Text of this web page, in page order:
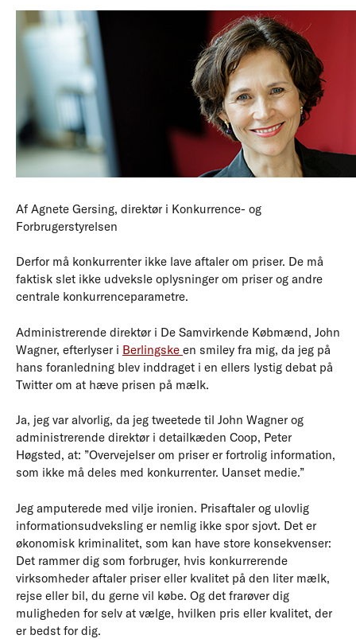
Af Agnete Gersing, direktør i Konkurrence- og
Forbrugerstyrelsen
Derfor må konkurrenter ikke lave aftaler om priser. De må
faktisk slet ikke udveksle oplysninger om priser og andre
centrale konkurrenceparametre.
Administrerende direktør i De Samvirkende Købmænd, John
Wagner, efterlyser i Berlingske en smiley fra mig, da jeg på
hans foranledning blev inddraget i en ellers lystig debat på
Twitter om at hæve prisen på mælk.
Ja, jeg var alvorlig, da jeg tweetede til John Wagner og
administrerende direktør i detailkæden Coop, Peter
Høgsted, at: ”Overvejelser om priser er fortrolig information,
som ikke må deles med konkurrenter. Uanset medie.”
Jeg amputerede med vilje ironien. Prisaftaler og ulovlig
informationsudveksling er nemlig ikke spor sjovt. Det er
økonomisk kriminalitet, som kan have store konsekvenser:
Det rammer dig som forbruger, hvis konkurrerende
virksomheder aftaler priser eller kvalitet på den liter mælk,
rejse eller bil, du gerne vil købe. Og det frarøver dig
muligheden for selv at vælge, hvilken pris eller kvalitet, der
er bedst for dig.